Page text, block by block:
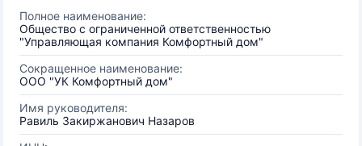
Полное наименование:
Общество с ограниченной ответственностью
"Управляющая компания Комфортный дом"
Сокращенное наименование:
ООО "УК Комфортный дом"
Имя руководителя:
Равиль Закиржанович Назаров